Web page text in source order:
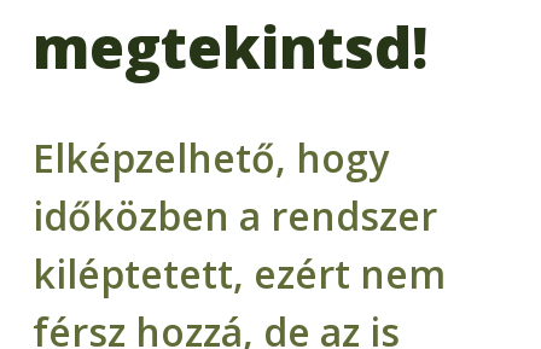
megtekintsd!
Elképzelhető, hogy
időközben a rendszer
kiléptetett, ezért nem
férsz hozzá, de az is